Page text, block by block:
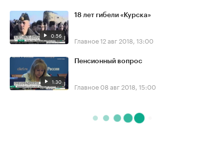
0:56
18 лет гибели «Курска»
Главное12 авг 2018, 13:00
1:30
Пенсионный вопрос
Главное 08 авг 2018, 15:00